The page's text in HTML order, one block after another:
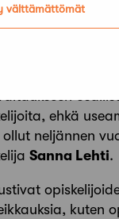
välttämättömät
taiteiden ja
ehkä
neljännen
Sanna Lehti.
kuten